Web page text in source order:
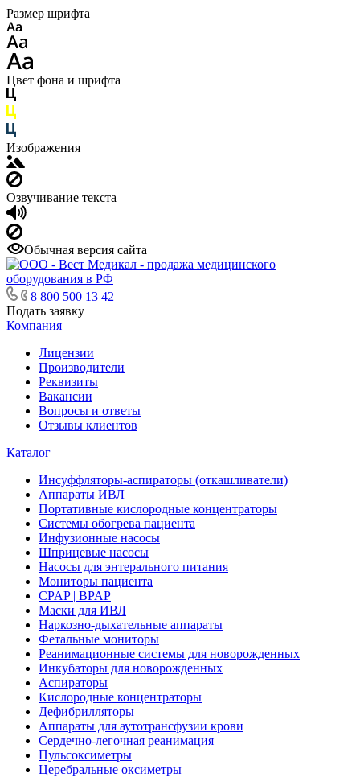
Размер шрифта
Цвет фона и шрифта
Изображения
Озвучивание текста
Обычная версия сайта
8 800 500 13 42
Подать заявку
Компания
Лицензии
Производители
Реквизиты
Вакансии
Вопросы и ответы
Отзывы клиентов
Каталог
Инсуффляторы-аспираторы (откашливатели)
Аппараты ИВЛ
Портативные кислородные концентраторы
Системы обогрева пациента
Инфузионные насосы
Шприцевые насосы
Насосы для энтерального питания
Мониторы пациента
CPAP | BPAP
Маски для ИВЛ
Наркозно-дыхательные аппараты
Фетальные мониторы
Реанимационные системы для новорожденных
Инкубаторы для новорожденных
Аспираторы
Кислородные концентраторы
Дефибрилляторы
Аппараты для аутотрансфузии крови
Сердечно-легочная реанимация
Пульсоксиметры
Церебральные оксиметры